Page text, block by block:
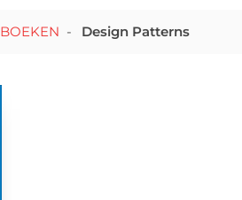
BOEKEN - Design Patterns